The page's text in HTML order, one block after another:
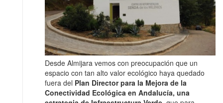
Desde Almijara vemos con preocupación que un
espacio con tan alto valor ecológico haya quedado
fuera del Plan Director para la Mejora de la
Conectividad Ecológica en Andalucía, una